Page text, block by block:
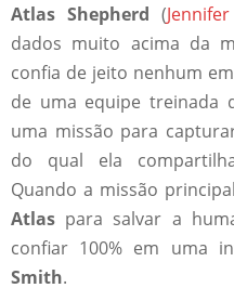
Atlas Shepherd (
dados muito acima da
confia de jeito nenhum
de uma equipe treinada
uma missão para
do qual ela
Quando a missão
Atlas para salvar a
confiar 100% em uma
Smith.